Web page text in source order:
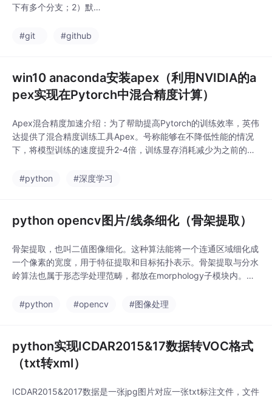
下有多个分支；2）默认
3）在本地将要上传的
会出现两个新选项，分
别为Git Gui Here，Git
Bash Here，这里我们
入如下界面LightGBM+
LR即为我的项目名；
4）初始化本地仓库#如
要删除命令: rm -rf
#git #github
win10 anaconda安装apex（利用NVIDIA的a
pex实现在Pytorch中混合精度计算）
Apex混合精度加速介绍：为了帮助提高Pytorch的训练效率，英伟
达提供了混合精度训练工具Apex。号称能够在不降低性能的情况
下，将模型训练的速度提升2-4倍，训练显存消耗减少为之前的一
是：https://nvidia.github.io/apex/index.html该工具提供了三个
#python #深度学习
python opencv图片/线条细化（骨架提取）
骨架提取，也叫二值图像细化。这种算法能将一个连通区域细化成
一个像素的宽度，用于特征提取和目标拓扑表示。骨架提取与分水
岭算法也属于形态学处理范畴，都放在morphology子模块内。mo
e()函数和medial_axis()函数。1）skeletonize()函数在模块：skim
#python #opencv #图像处理
python实现ICDAR2015&17数据转VOC格式
（txt转xml）
ICDAR2015&2017数据是一张jpg图片对应一张txt标注文件，文件